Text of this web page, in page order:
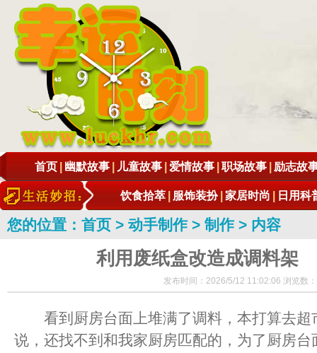
首页 幽默故事 儿童故事 爱情故事 职场故事 励志故
饮食拾萃 服饰装扮 家居时尚 日用科
您的位置： 首页 > 动手制作> 制作> 内容
利用废纸盒改造成调料架
发布时间：2026/5/12 11:02:06 浏览数
看到厨房台面上堆满了调料，本打算去超
说，还找不到和我家厨房匹配的，为了厨房